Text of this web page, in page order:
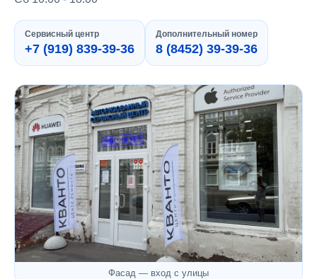
Сервисный центр
+7 (919) 839-39-36
Дополнительный номер
8 (8452) 39-39-36
Фасад — вход с улицы